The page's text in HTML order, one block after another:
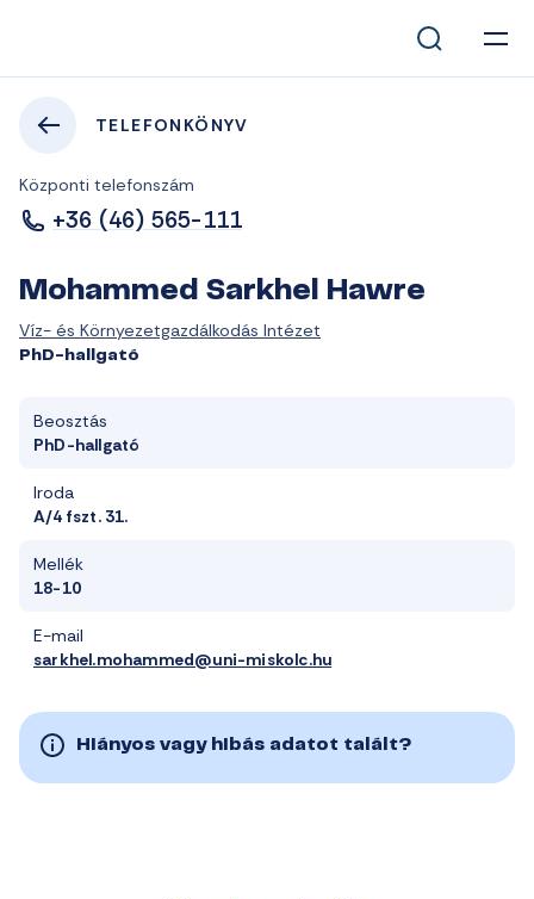
TELEFONKÖNYV
Központi telefonszám
+36 (46) 565-111
Mohammed Sarkhel Hawre
Víz- és Környezetgazdálkodás Intézet
PhD-hallgató
Beosztás
PhD-hallgató
Iroda
A/4 fszt. 31.
Mellék
18-10
E-mail
sarkhel.mohammed@uni-miskolc.hu
Hiányos vagy hibás adatot talált?